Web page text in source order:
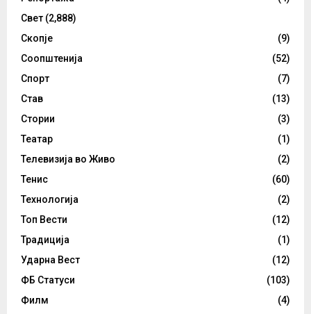
Свет (2,888)
Скопје
(9)
Соопштенија
(52)
Спорт
(7)
Став
(13)
Стории
(3)
Театар
(1)
Телевизија во Живо
(2)
Тенис
(60)
Технологија
(2)
Топ Вести
(12)
Традиција
(1)
Ударна Вест
(12)
ФБ Статуси
(103)
Филм
(4)